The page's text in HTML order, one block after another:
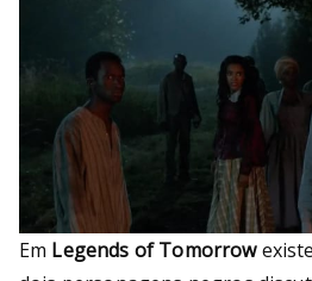
Em Legends of Tomorrow